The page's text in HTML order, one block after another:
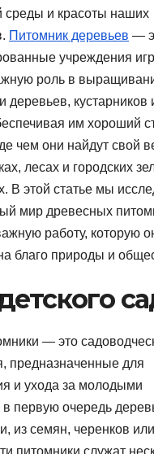
и красоты наших
Питомник деревьев —
учреждения
роль в
деревьев, кустарников
им хороший
чем они найдут свой
лесах и городских
В этой статье мы
мир древесных
работу, которую
благо природы и
— это
предназначенные для
и ухода за молодыми
в первую очередь
из семян, черенков или